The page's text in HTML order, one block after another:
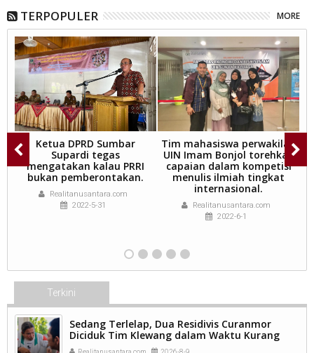
TERPOPULER MORE
Ketua DPRD Sumbar
Supardi tegas
mengatakan kalau PRRI
bukan pemberontakan.
Realitanusantara.com
2022-5-31
Tim mahasiswa perwakilan
UIN Imam Bonjol torehkan
capaian dalam kompetisi
menulis ilmiah tingkat
internasional.
Realitanusantara.com
2022-6-1
Terkini
Sedang Terlelap, Dua Residivis Curanmor
Diciduk Tim Klewang dalam Waktu Kurang
dari 24 Jam, Pelat Motor Dibuang ke Septic